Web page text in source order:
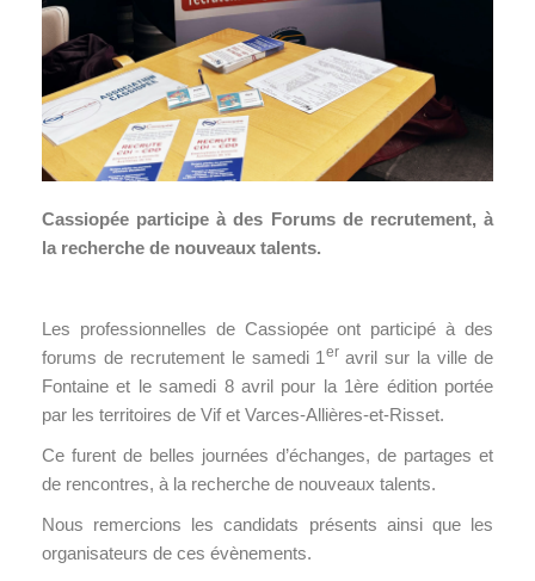
Cassiopée participe à des Forums de recrutement, à
la recherche de nouveaux talents.
Les professionnelles de Cassiopée ont participé à des
forums de recrutement le samedi 1 er avril sur la ville de
Fontaine et le samedi 8 avril pour la 1ère édition portée
par les territoires de Vif et Varces-Allières-et-Risset.
Ce furent de belles journées d’échanges, de partages et
de rencontres, à la recherche de nouveaux talents.
Nous remercions les candidats présents ainsi que les
organisateurs de ces évènements.